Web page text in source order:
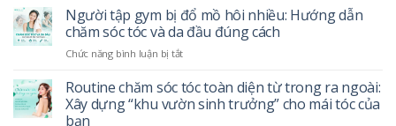
gội
đầu
mà
không
khô
tóc!
Người tập gym bị đổ mồ hôi nhiều: Hướng dẫn
chăm sóc tóc và da đầu đúng cách
Chức năng bình luận bị tắtở
tập
gym
bị
Routine chăm sóc tóc toàn diện từ trong ra ngoài:
Xây dựng “khu vườn sinh trưởng” cho mái tóc của
bạn